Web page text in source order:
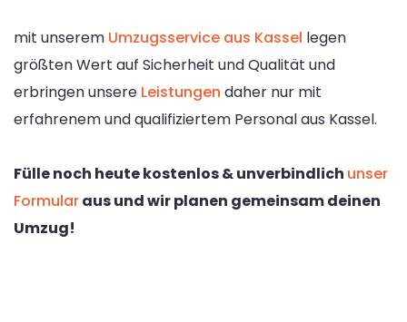
mit unserem Umzugsservice aus Kassel legen
größten Wert auf Sicherheit und Qualität und
erbringen unsere Leistungen daher nur mit
erfahrenem und qualifiziertem Personal aus Kassel.
Fülle noch heute kostenlos & unverbindlich unser
Formularaus und wir planen gemeinsam deinen
Umzug!